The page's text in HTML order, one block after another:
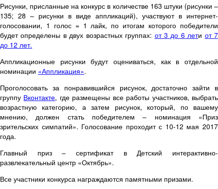
Рисунки, присланные на конкурс в количестве 163 штуки (рисунки –
135; 28 – рисунки в виде аппликаций), участвуют в интернет-
голосовании, 1 голос = 1 лайк, по итогам которого победители
будет определены в двух возрастных группах: от 3 до 6 лети от 7
до 12 лет.
Аппликационные рисунки будут оцениваться, как в отдельной
номинации «Аппликация».
Проголосовать за понравившийся рисунок, достаточно зайти в
группу Вконтакте, где размещены все работы участников, выбрать
возрастную категорию, а затем рисунок, который, по вашему
мнению, должен стать победителем – номинация «Приз
зрительских симпатий». Голосование проходит с 10-12 мая 2017
года.
Главный приз – сертификат в Детский интерактивно-
развлекательный центр «Октябрь».
Все участники конкурса награждаются памятными призами.